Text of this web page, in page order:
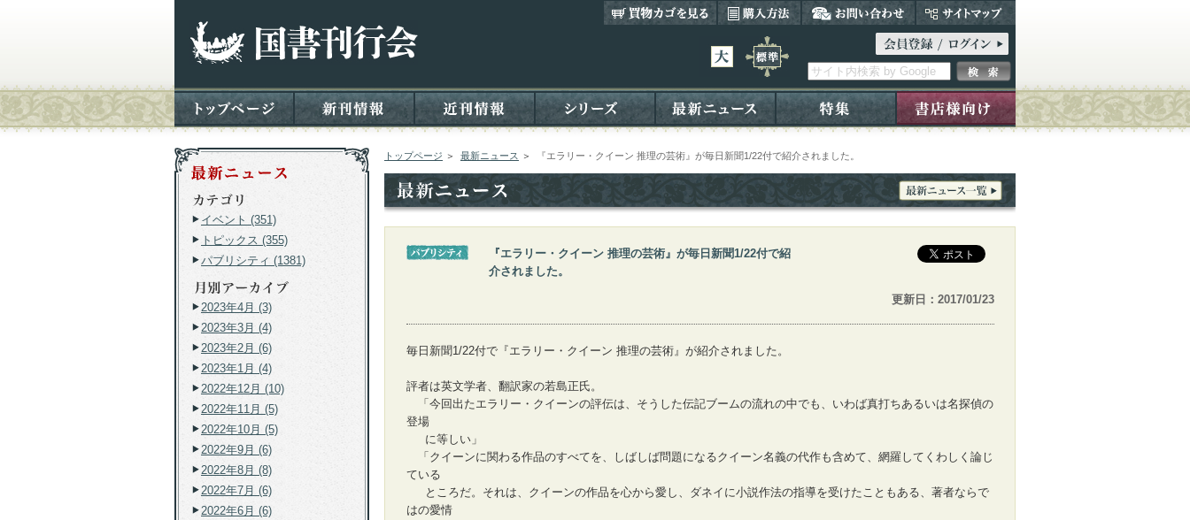
トップページ ＞ 最新ニュース ＞ 『エラリー・クイーン 推理の芸術』が毎日新聞1/22付で紹介されました。
『エラリー・クイーン 推理の芸術』が毎日新聞1/22付で紹
介されました。
更新日：2017/01/23
毎日新聞1/22付で『エラリー・クイーン 推理の芸術』が紹介されました。
評者は英文学者、翻訳家の若島正氏。
「今回出たエラリー・クイーンの評伝は、そうした伝記ブームの流れの中でも、いわば真打ちあるいは名探偵の
登場
に等しい」
「クイーンに関わる作品のすべてを、しばしば問題になるクイーン名義の代作も含めて、網羅してくわしく論じ
ている
ところだ。それは、クイーンの作品を心から愛し、ダネイに小説作法の指導を受けたこともある、著者ならで
はの愛情
イベント (351)
トピックス (355)
パブリシティ (1381)
2023年4月 (3)
2023年3月 (4)
2023年2月 (6)
2023年1月 (4)
2022年12月 (10)
2022年11月 (5)
2022年10月 (5)
2022年9月 (6)
2022年8月 (8)
2022年7月 (6)
2022年6月 (6)